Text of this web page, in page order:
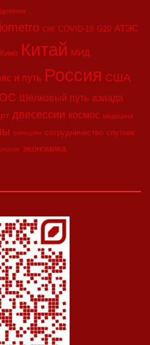
CIIE COVID-19 G20 АТЭС
Кино Китай МИД
и путь Россия США
Шёлковый путь азиада
двесессии космос медицина
синьцзян сотрудничество спутник
экономика